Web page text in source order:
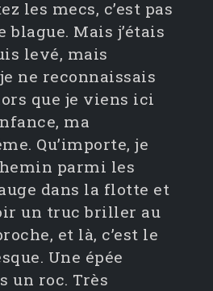
les mecs, c’est pas
Mais j’étais
levé, mais
ne reconnaissais
que je viens ici
ma
Qu’importe, je
parmi les
dans la flotte et
un truc briller au
et là, c’est le
Une épée
un roc. Très